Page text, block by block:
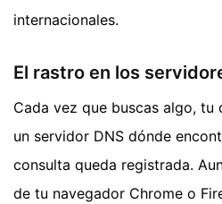
internacionales.
El rastro en los
Cada vez que buscas algo, tu
un servidor DNS dónde
consulta queda registrada.
de tu navegador Chrome o